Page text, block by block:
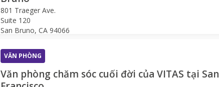
801 Traeger Ave.
Suite 120
San Bruno, CA 94066
VĂN PHÒNG
Văn phòng chăm sóc cuối đời của VITAS tại San